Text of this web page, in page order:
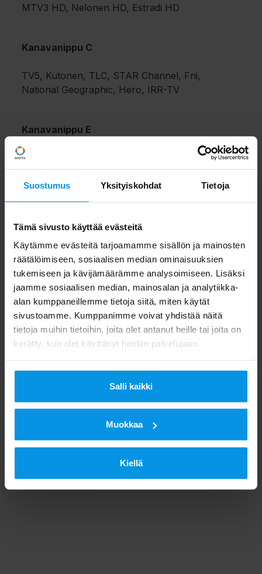
Suostumus Yksityiskohdat Tietoja
Tämä sivusto käyttää evästeitä
Käytämme evästeitä tarjoamamme sisällön ja mainosten
räätälöimiseen, sosiaalisen median ominaisuuksien
tukemiseen ja kävijämäärämme analysoimiseen. Lisäksi
jaamme sosiaalisen median, mainosalan ja analytiikka-
alan kumppaneillemme tietoja siitä, miten käytät
sivustoamme. Kumppanimme voivat yhdistää näitä
tietoja muihin tietoihin, joita olet antanut heille tai joita on
kerätty, kun olet käyttänyt heidän palvelujaan.
Salli kaikki
Muokkaa
Kiellä
MTV3 HD, Nelonen HD, Estradi HD
Kanavanippu C
TV5, Kutonen, TLC, STAR Channel, Frii,
National Geographic, Hero, IRR-TV
Kanavanippu E
Sub, Liv, Jim, MT, One Way TV, Iskuri.net, C
More Max, Estradi, TapahtumaTV eveo